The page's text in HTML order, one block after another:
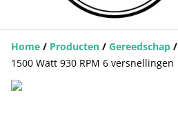
Home / Producten / Gereedschap /
1500 Watt 930 RPM 6 versnellingen